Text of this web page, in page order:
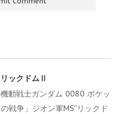
リックドムⅡ
機動戦士ガンダム 0080 ポケッ
の戦争」ジオン軍MS“リックド